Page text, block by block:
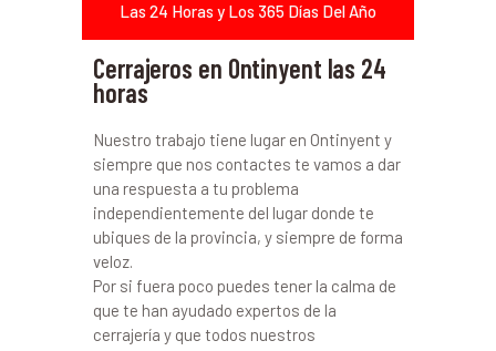
Las 24 Horas y Los 365 Días Del Año
Cerrajeros en Ontinyent las 24
horas
Nuestro trabajo tiene lugar en Ontinyent y
siempre que nos contactes te vamos a dar
una respuesta a tu problema
independientemente del lugar donde te
ubiques de la provincia, y siempre de forma
veloz.
Por si fuera poco puedes tener la calma de
que te han ayudado expertos de la
cerrajería y que todos nuestros